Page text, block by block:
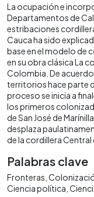
La ocupación e
Departamentos de
estribaciones
Cauca ha sido
base en el modelo de
en su obra clásica La
Colombia. De
territorios hace parte
proceso se inicia a
los primeros
de San José de
desplaza
de la cordillera
Palabras clave
Fronteras
Ciencia política